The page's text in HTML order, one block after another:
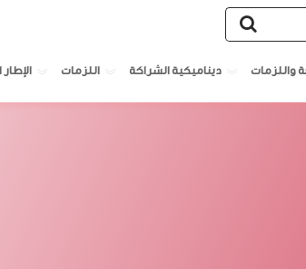
واللزمات ديناميكية الشراكة اللزمات الإطار